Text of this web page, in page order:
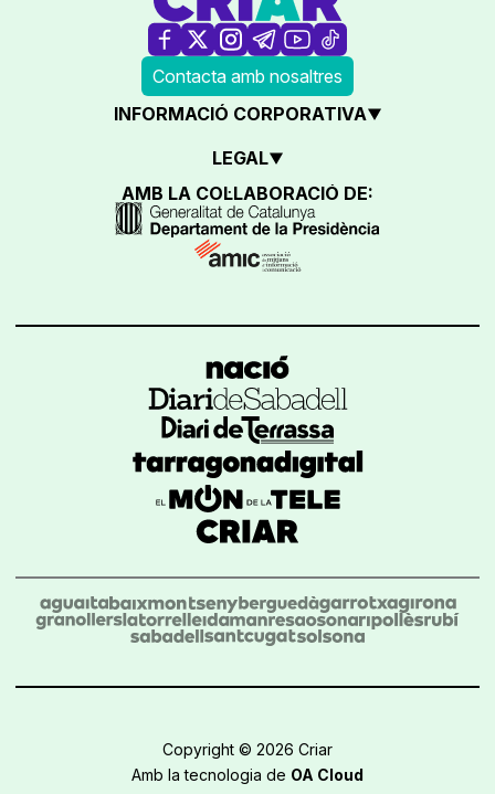
Contacta amb nosaltres
INFORMACIÓ CORPORATIVA
LEGAL
AMB LA COL·LABORACIÓ DE:
Copyright © 2026 Criar
Amb la tecnologia de OA Cloud